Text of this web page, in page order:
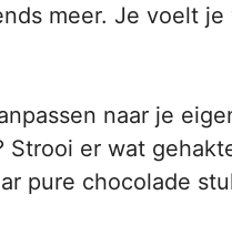
meer. Je voelt
naar je
Strooi er wat
pure chocolade